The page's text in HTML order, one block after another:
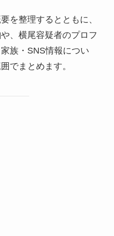
を整理するとともに、
や、横尾容疑者のプロフ
族・SNS情報につい
でまとめます。